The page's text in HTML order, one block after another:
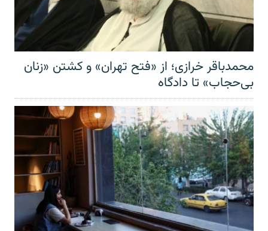
محمدباقر خرازی؛ از «فتح تهران» و کشتن «زنان
بی‌حجاب» تا دادگاه